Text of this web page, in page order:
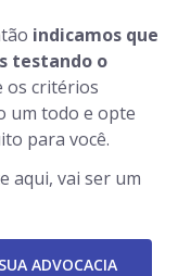
indicamos que
testando o
os critérios
um todo e opte
para você.
aqui, vai ser um
ADVOCACIA